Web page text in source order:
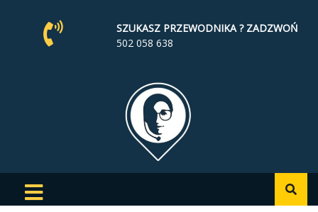
SZUKASZ PRZEWODNIKA ? ZADZWOŃ
502 058 638